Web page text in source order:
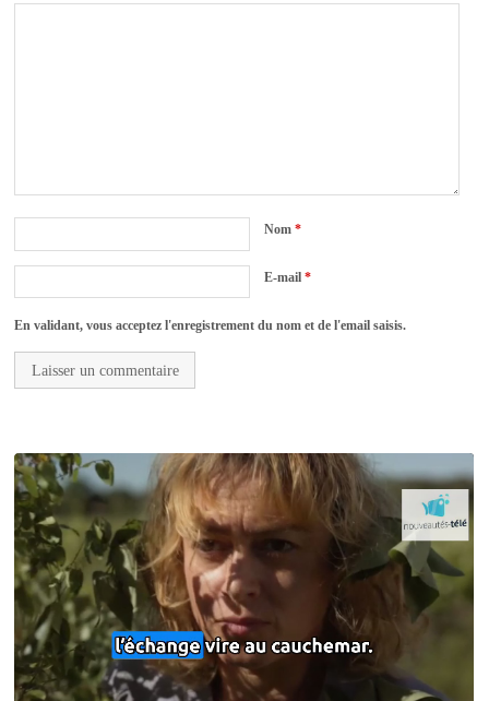
Nom*
E-mail*
En validant, vous acceptez l'enregistrement du nom et de l'email saisis.